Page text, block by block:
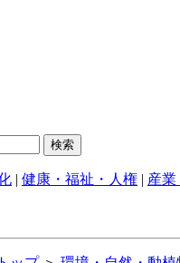
| 健康・福祉・人権 | 産業